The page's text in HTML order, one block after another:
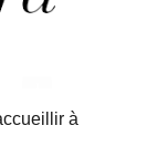
à